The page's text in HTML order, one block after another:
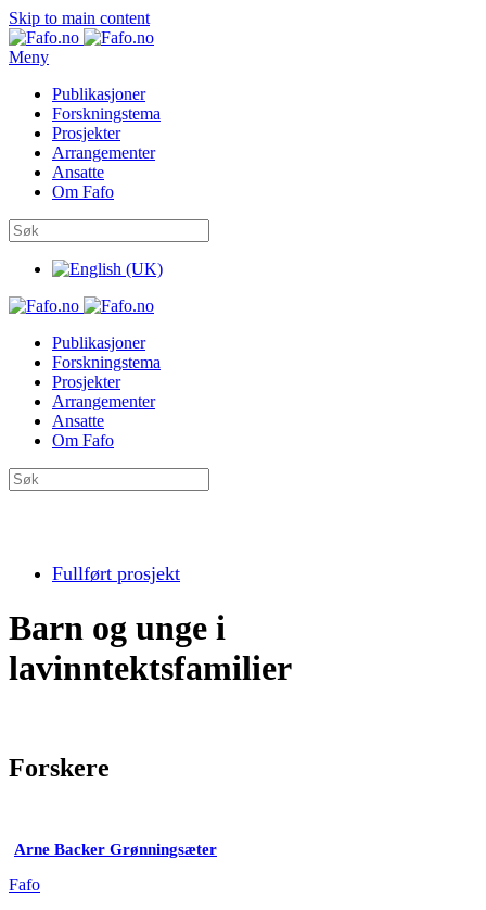
Skip to main content
Meny
Publikasjoner
Forskningstema
Prosjekter
Arrangementer
Ansatte
Om Fafo
Publikasjoner
Forskningstema
Prosjekter
Arrangementer
Ansatte
Om Fafo
Fullført prosjekt
Barn og unge i
lavinntektsfamilier
Forskere
Arne Backer Grønningsæter
Fafo